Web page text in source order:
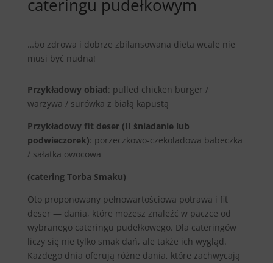
cateringu pudełkowym
…bo zdrowa i dobrze zbilansowana dieta wcale nie
musi być nudna!
Przykładowy obiad: pulled chicken burger /
warzywa / surówka z białą kapustą
Przykładowy fit deser (II śniadanie lub
podwieczorek): porzeczkowo-czekoladowa babeczka
/ sałatka owocowa
(catering Torba Smaku)
Oto proponowany pełnowartościowa potrawa i fit
deser — dania, które możesz znaleźć w paczce od
wybranego cateringu pudełkowego. Dla cateringów
liczy się nie tylko smak dań, ale także ich wygląd.
Każdego dnia oferują różne dania, które zachwycają